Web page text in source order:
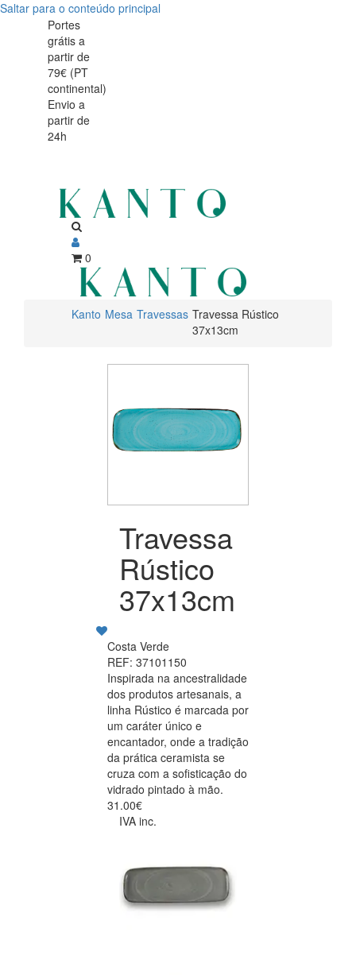
Saltar para o conteúdo principal
Travessa
Rústico
37x13cm
Travessa
Rústico
37x13cm
Portes
grátis a
partir de
79€ (PT
continental)
Envio a
partir de
24h
0
Kanto Mesa Travessas Travessa Rústico
37x13cm
Travessa
Rústico
37x13cm
Costa Verde
REF: 37101150
Inspirada na ancestralidade
dos produtos artesanais, a
linha Rústico é marcada por
um caráter único e
encantador, onde a tradição
da prática ceramista se
cruza com a sofisticação do
vidrado pintado à mão.
31.00€
IVA inc.